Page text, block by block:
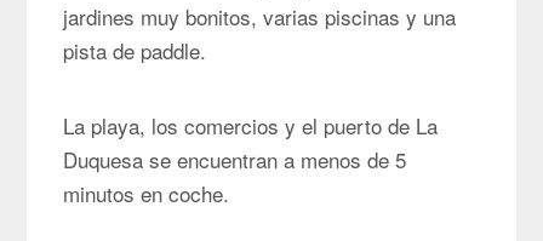
jardines muy bonitos, varias piscinas y una
pista de paddle.
La playa, los comercios y el puerto de La
Duquesa se encuentran a menos de 5
minutos en coche.